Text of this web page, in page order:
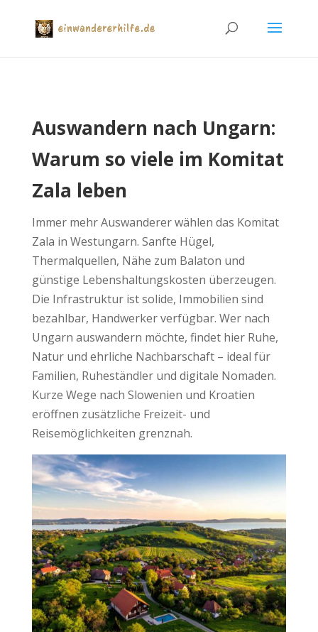
Auswandern nach Ungarn:
Warum so viele im Komitat
Zala leben
Immer mehr Auswanderer wählen das Komitat
Zala in Westungarn. Sanfte Hügel,
Thermalquellen, Nähe zum Balaton und
günstige Lebenshaltungskosten überzeugen.
Die Infrastruktur ist solide, Immobilien sind
bezahlbar, Handwerker verfügbar. Wer nach
Ungarn auswandern möchte, findet hier Ruhe,
Natur und ehrliche Nachbarschaft – ideal für
Familien, Ruheständler und digitale Nomaden.
Kurze Wege nach Slowenien und Kroatien
eröffnen zusätzliche Freizeit- und
Reisemöglichkeiten grenznah.